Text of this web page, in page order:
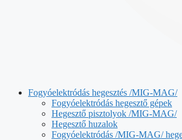
Fogyóelektródás hegesztés /MIG-MAG/
Fogyóelektródás hegesztő gépek
Hegesztő pisztolyok /MIG-MAG/
Hegesztő huzalok
Fogyóelektródás /MIG-MAG/